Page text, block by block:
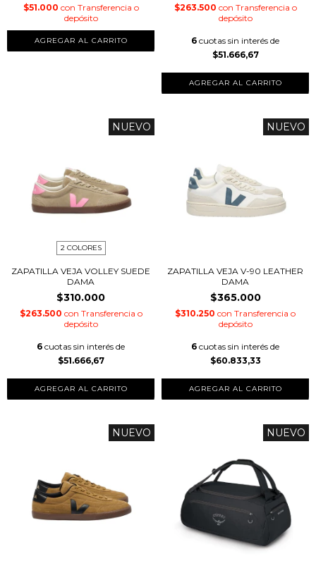
$51.000 con Transferencia o
depósito
$263.500 con Transferencia o
depósito
6 cuotas sin interés de
$51.666,67
AGREGAR AL CARRITO
NUEVO
2 COLORES
ZAPATILLA VEJA VOLLEY SUEDE
DAMA
$310.000
$263.500 con Transferencia o
depósito
6 cuotas sin interés de
$51.666,67
AGREGAR AL CARRITO
NUEVO
ZAPATILLA VEJA V-90 LEATHER
DAMA
$365.000
$310.250 con Transferencia o
depósito
6 cuotas sin interés de
$60.833,33
AGREGAR AL CARRITO
NUEVO NUEVO